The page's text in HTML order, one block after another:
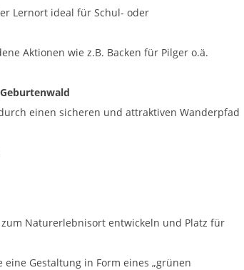
Lernort ideal für Schul- oder
Aktionen wie z.B. Backen für Pilger o.ä.
einen sicheren und attraktiven Wanderpfad
Naturerlebnisort entwickeln und Platz für
Gestaltung in Form eines „grünen